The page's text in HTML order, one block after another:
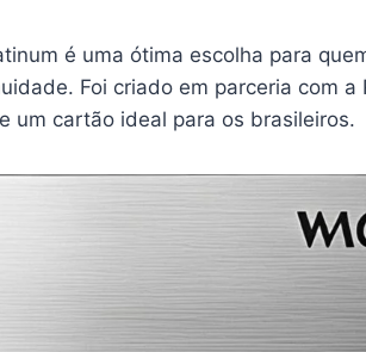
é uma ótima escolha para
Foi criado em parceria com a
um cartão ideal para os brasileiros.